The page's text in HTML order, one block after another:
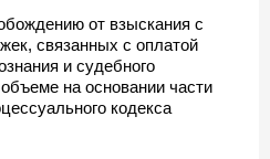
от взыскания с
связанных с оплатой
и судебного
на основании части
кодекса